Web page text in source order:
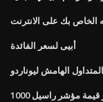
الخاص بك على الانترنت
أبيى لسعر الفائدة
المتداول الهامش ليوناردو
مؤشر راسيل 1000